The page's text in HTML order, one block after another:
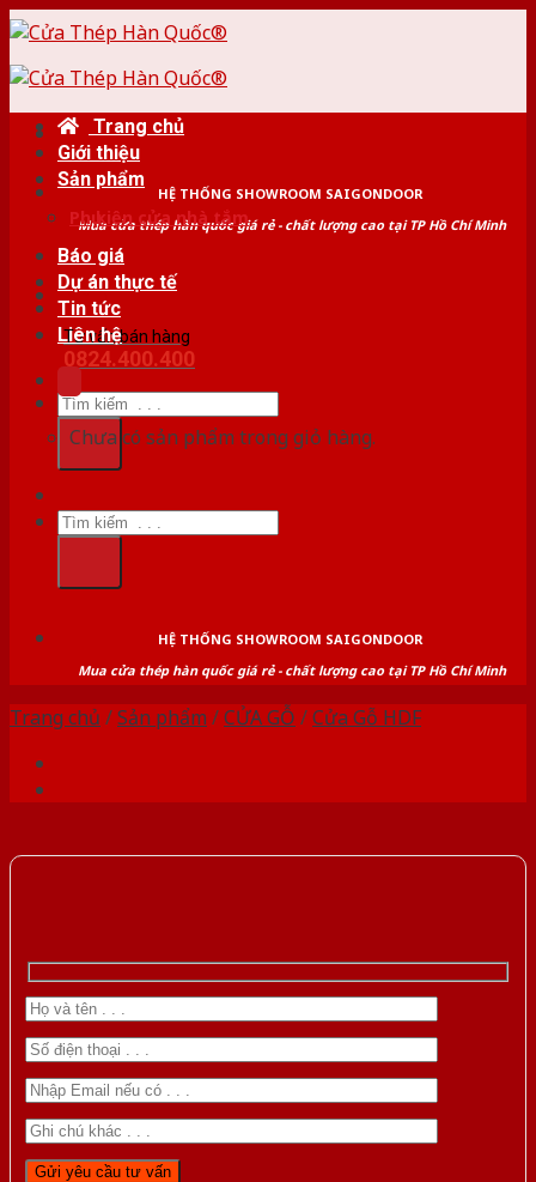
Skip
content
HỆ THỐNG SHOWROOM SAIGONDOOR
Mua cửa thép hàn quốc giá rẻ - chất lượng cao tại TP Hồ Chí Minh
Tư vấn bán hàng
0824.400.400
Tìm
kiếm:
Trang chủ
Giới thiệu
Sản phẩm
Phụ kiện cửa nhà tắm
Báo giá
Dự án thực tế
Tin tức
Liên hệ
Chưa có sản phẩm trong giỏ hàng.
Tìm
kiếm:
HỆ THỐNG SHOWROOM SAIGONDOOR
Mua cửa thép hàn quốc giá rẻ - chất lượng cao tại TP Hồ Chí Minh
Trang chủ /Sản phẩm /CỬA GỖ /Cửa Gỗ HDF